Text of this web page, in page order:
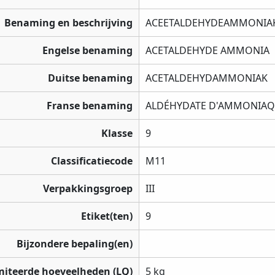
Benaming en beschrijving
Engelse benaming ACETALDEHYDE AMMONIA
Duitse benaming ACETALDEHYDAMMONIAK
Franse benaming ALDÉHYDATE
Klasse 9
Classificatiecode M11
Verpakkingsgroep III
Etiket(ten) 9
Bijzondere bepaling(en)
hoeveelheden (LQ) 5 kg